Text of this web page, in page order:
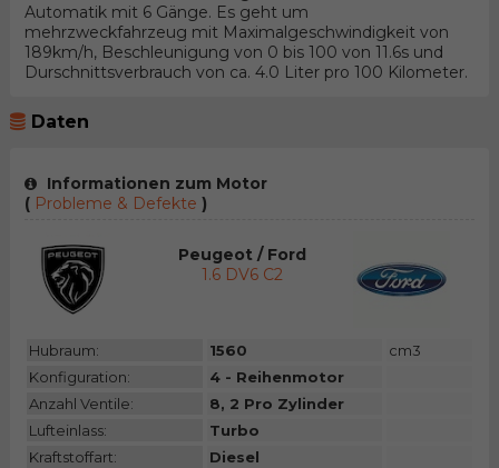
Automatik mit 6 Gänge. Es geht um
mehrzweckfahrzeug mit Maximalgeschwindigkeit von
189km/h, Beschleunigung von 0 bis 100 von 11.6s und
Durschnittsverbrauch von ca. 4.0 Liter pro 100 Kilometer.
Daten
Informationen zum Motor
(Probleme & Defekte )
Peugeot / Ford
1.6 DV6 C2
Hubraum: 1560
cm3
Konfiguration:
4 - Reihenmotor
Anzahl Ventile:
8, 2 Pro Zylinder
Lufteinlass:
Turbo
Kraftstoffart:
Diesel